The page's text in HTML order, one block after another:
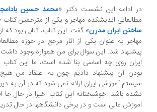
ادامه این نشست دکتر « محمد حسین بادامچی»
اندیشکده مهاجر و یکی از مترجمین کتاب «نظام
ایران مدرن» گفت: این کتاب، کتابی بود که از سوی
به عنوان یکی از آثار مرجع در حوزه مطالعات
شد. این سوال برای من همواره وجود داشت که
روی چه اساسی بنا شده است، ما این کتاب را از
آن پیشنهاد دادیم چون به اعتقاد من هیچ کتابی
آموزشی ایران ارائه نمی شود که در آن به دیوید
باشد. خوشبختانه این کتاب اخیرا در حال جا افتادن
عالی است و در برخی دانشگاهها در حال تدریس